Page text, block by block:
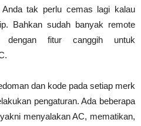
tak perlu cemas lagi kalau
Bahkan sudah banyak remote
dengan fitur canggih untuk
dan kode pada setiap merk
pengaturan. Ada beberapa
menyalakan AC, mematikan,